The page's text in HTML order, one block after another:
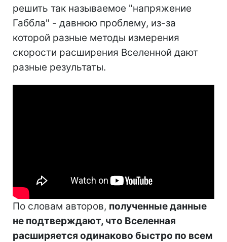
решить так называемое "напряжение
Габбла" - давнюю проблему, из-за
которой разные методы измерения
скорости расширения Вселенной дают
разные результаты.
По словам авторов, полученные данные
не подтверждают, что Вселенная
расширяется одинаково быстро по всем